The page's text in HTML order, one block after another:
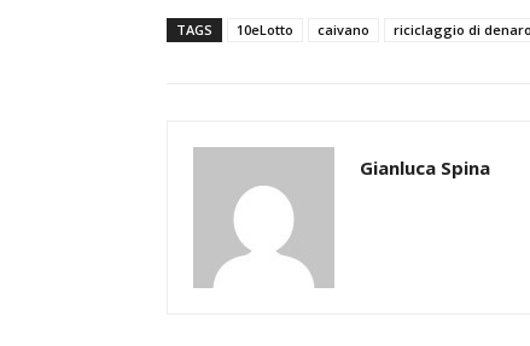
TAGS 10eLotto caivano riciclaggio di denaro
Gianluca Spina